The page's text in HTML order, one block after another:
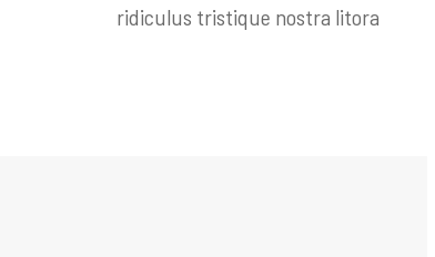
ridiculus tristique nostra litora